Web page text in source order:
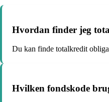
Hvordan finder jeg
Du kan finde totalkredit
Hvilken fondskode